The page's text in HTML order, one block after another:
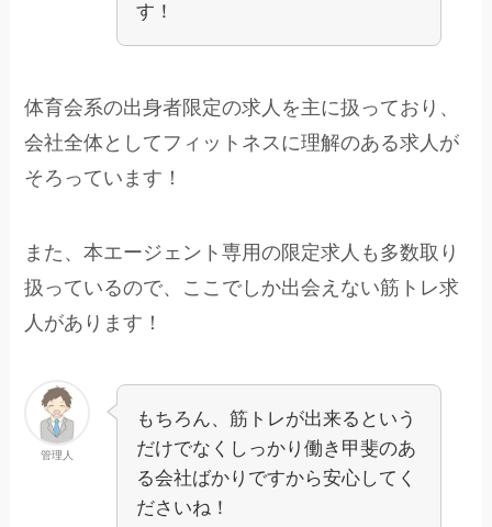
す！
体育会系の出身者限定の求人を主に扱っており、
会社全体としてフィットネスに理解のある求人が
そろっています！
また、本エージェント専用の限定求人も多数取り
扱っているので、ここでしか出会えない筋トレ求
人があります！
管理人
もちろん、筋トレが出来るという
だけでなくしっかり働き甲斐のあ
る会社ばかりですから安心してく
ださいね！